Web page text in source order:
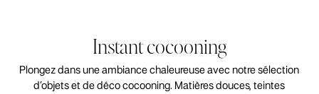
Instant cocooning
Plongez dans une ambiance chaleureuse avec notre sélection
d’objets et de déco cocooning. Matières douces, teintes